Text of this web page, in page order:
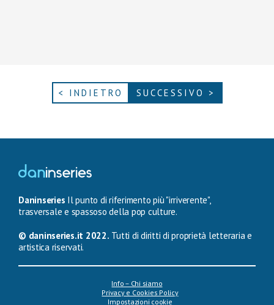
< INDIETRO SUCCESSIVO >
Daninseries Il punto di riferimento più "irriverente",
trasversale e spassoso della pop culture.
© daninseries.it 2022. Tutti di diritti di proprietà letteraria e
artistica riservati.
Info – Chi siamo
Privacy e Cookies Policy
Impostazioni cookie